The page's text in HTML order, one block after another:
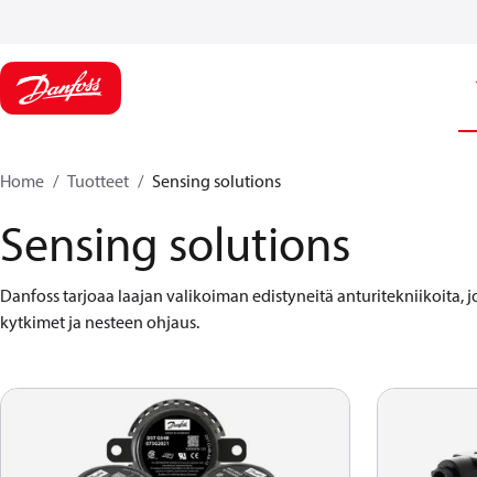
Home Tuotteet Sensing solutions
Sensing solutions
Danfoss tarjoaa laajan valikoiman edistyneitä
kytkimet ja nesteen ohjaus.